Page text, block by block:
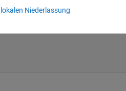
Niederlassung